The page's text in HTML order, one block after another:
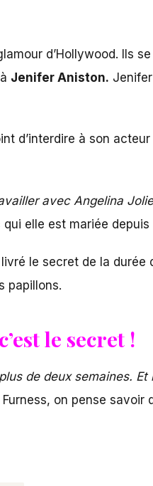
d’Hollywood. Ils
Jenifer Aniston.
d’interdire à son
avec Angelina
elle est mariée
le secret de la durée
papillons.
le secret !
de deux semaines.
on pense savoir